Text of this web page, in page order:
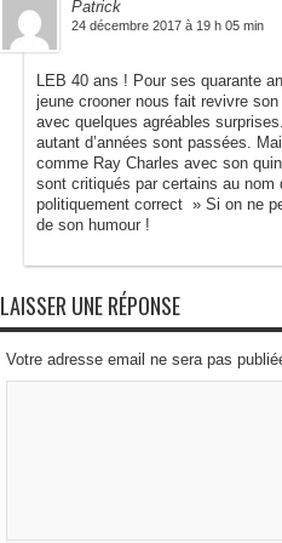
Patrick
24 décembre 2017 à 19 h 05 min
LEB 40 ans ! Pour ses quarante
jeune crooner nous fait revivre
avec quelques agréables
autant d’années sont passées.
comme Ray Charles avec son
sont critiqués par certains au nom
politiquement correct » Si on ne
de son humour !
LAISSER UNE RÉPONSE
Votre adresse email ne sera pas